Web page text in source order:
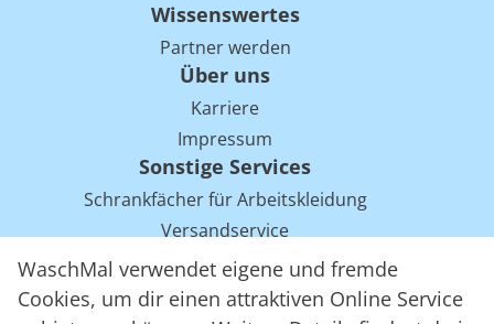
WaschMal verwendet eigene und fremde
Cookies, um dir einen attraktiven Online Service
Wissenswertes
Partner werden
Über uns
Karriere
Impressum
Sonstige Services
Schrankfächer für Arbeitskleidung
Versandservice
Einsparpotentiale für Mietwäsche bei Arbeitskleidung
Arbeitskleidung Tracking mit RFID